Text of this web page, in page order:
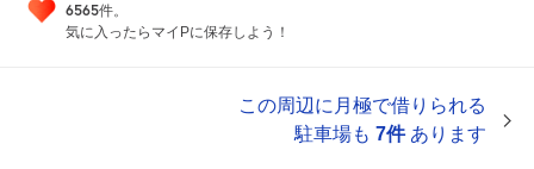
6565件。
気に入ったらマイPに保存しよう！
この周辺に月極で借りられる
駐車場も 7件あります